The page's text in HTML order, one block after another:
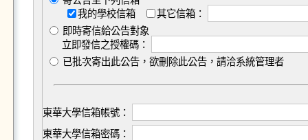
我的學校信箱
其它信箱：
即時寄信給公告對象
立即發信之授權碼：
已批次寄出此公告，欲刪除此公告，請洽系統管理者
東華大學信箱帳號：
東華大學信箱密碼：